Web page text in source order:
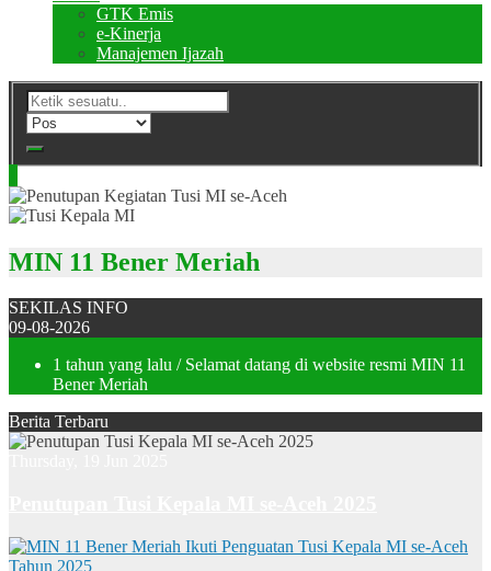
GTK Emis
e-Kinerja
Manajemen Ijazah
MIN 11 Bener Meriah
SEKILAS INFO
09-08-2026
1 tahun yang lalu / Selamat datang di website resmi MIN 11
Bener Meriah
Berita Terbaru